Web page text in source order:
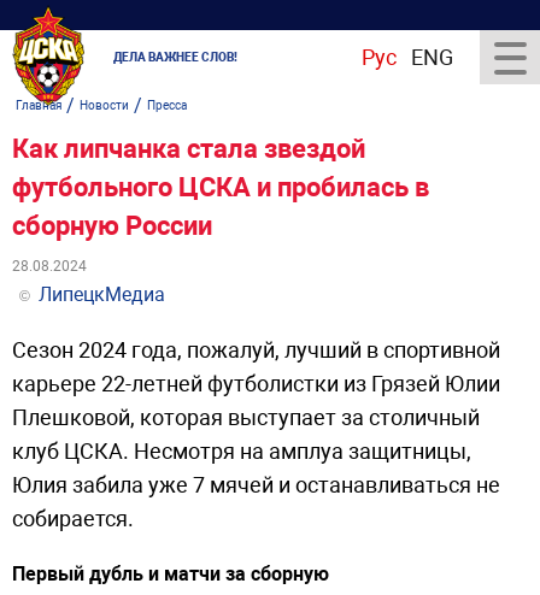
ДЕЛА ВАЖНЕЕ СЛОВ! Рус ENG
Главная/ Новости / Пресса
Как липчанка стала звездой
футбольного ЦСКА и пробилась в
сборную России
28.08.2024
© ЛипецкМедиа
Сезон 2024 года, пожалуй, лучший в спортивной
карьере 22-летней футболистки из Грязей Юлии
Плешковой, которая выступает за столичный
клуб ЦСКА. Несмотря на амплуа защитницы,
Юлия забила уже 7 мячей и останавливаться не
собирается.
Первый дубль и матчи за сборную